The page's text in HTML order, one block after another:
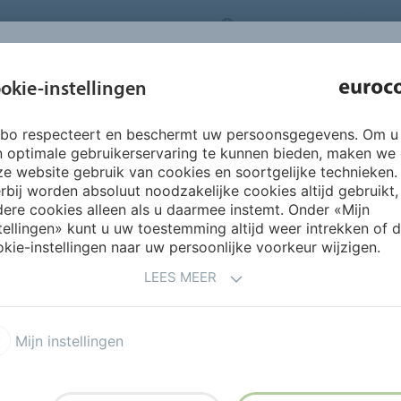
NEDERLANDS
OVER ONS PRODUCTEN
INSPIRATIE &
REFERENTIES
je Keratop keramische tegels
KERAMISCHE
vooraf goed schoon
instellingen
respecteert en beschermt uw persoonsgegevens. Om u
optimale gebruikerservaring te kunnen bieden, maken we
website gebruik van cookies en soortgelijke technieken.
worden absoluut noodzakelijke cookies altijd gebruikt,
cookies alleen als u daarmee instemt. Onder «Mijn
kunt u uw toestemming altijd weer intrekken of
instellingen naar uw persoonlijke voorkeur wijzigen.
LEES MEER
Mijn instellingen